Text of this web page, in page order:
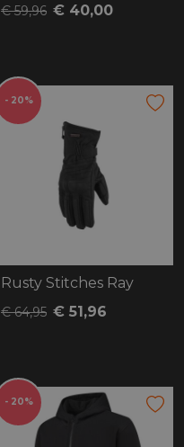
€ 59,96 € 40,00
- 20%
Rusty Stitches Ray
€ 64,95 € 51,96
- 20%